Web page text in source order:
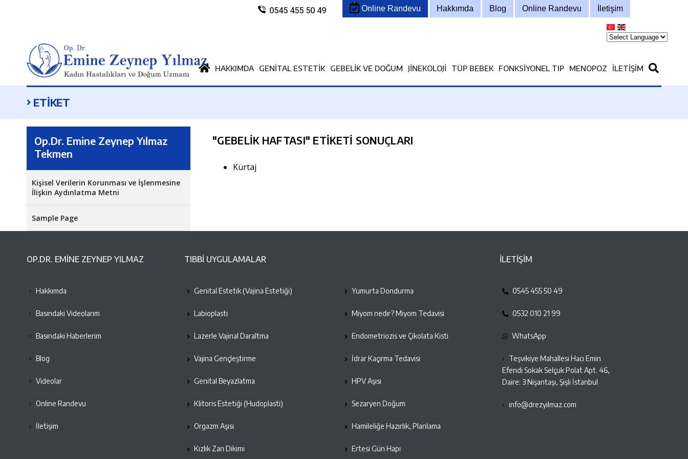
Online Randevu Hakkımda Blog Online Randevu İletişim
0545 455 50 49
HAKKIMDA GENITAL ESTETIK GEBELIK VE DOĞUM JINEKOLOJI TÜP BEBEK FONKSIYONEL TIP MENOPOZ İLETIŞIM
ETİKET
Op.Dr. Emine Zeynep Yılmaz
Tekmen
Kişisel Verilerin Korunması ve İşlenmesine
İlişkin Aydınlatma Metni
Sample Page
"GEBELIK HAFTASI" ETIKETI SONUÇLARI
Kürtaj
OP.DR. EMINE ZEYNEP YILMAZ
Hakkımda
Basındaki Videolarım
Basındaki Haberlerim
Blog
Videolar
Online Randevu
İletişim
TIBBİ UYGULAMALAR
Genital Estetik (Vajina Estetiği)
Labioplasti
Lazerle Vajinal Daraltma
Vajina Gençleştirme
Genital Beyazlatma
Klitoris Estetiği (Hudoplasti)
Orgazm Aşısı
Kızlık Zarı Dikimi
Yumurta Dondurma
Miyom nedir? Miyom Tedavisi
Endometriozis ve Çikolata Kisti
İdrar Kaçırma Tedavisi
HPV Aşısı
Sezaryen Doğum
Hamileliğe Hazırlık, Planlama
Ertesi Gün Hapı
İLETİŞİM
0545 455 50 49
0532 010 21 99
WhatsApp
Teşvikiye Mahallesi Hacı Emin
Efendi Sokak Selçuk Polat Apt. 46,
Daire: 3 Nişantaşı, Şişli İstanbul
info@drezyilmaz.com